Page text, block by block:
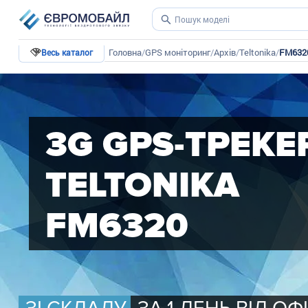
Весь каталог Головна/GPS моніторинг/Архів/Teltonika/
3G GPS-
TELTONIKA
FM6320